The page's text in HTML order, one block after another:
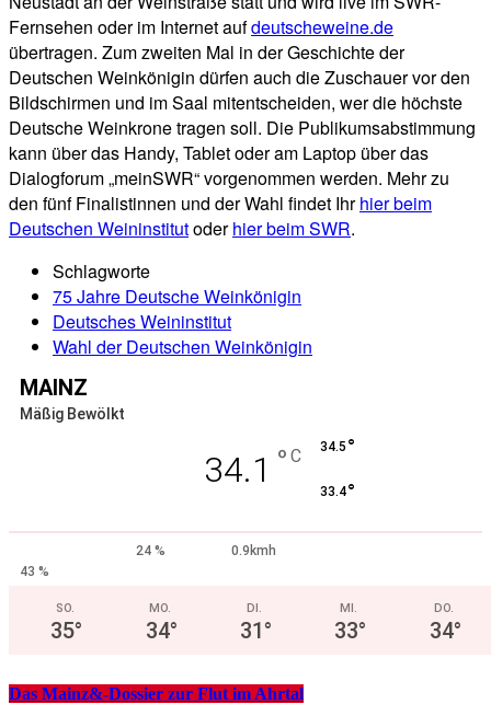
Fernsehen oder im Internet aufdeutscheweine.de
übertragen. Zum zweiten Mal in der Geschichte der
Deutschen Weinkönigin dürfen auch die Zuschauer vor den
Bildschirmen und im Saal mitentscheiden, wer die höchste
Deutsche Weinkrone tragen soll. Die Publikumsabstimmung
kann über das Handy, Tablet oder am Laptop über das
Dialogforum „meinSWR“ vorgenommen werden. Mehr zu
den fünf Finalistinnen und der Wahl findet Ihrhier beim
Deutschen Weininstitutoderhier beim SWR.
Schlagworte
75 Jahre Deutsche Weinkönigin
Deutsches Weininstitut
Wahl der Deutschen Weinkönigin
MAINZ
Mäßig Bewölkt
34.1 ° C 34.5 °
33.4°
24 %
0.9kmh
43 %
SO.
35°
MO.
34°
DI.
31°
MI.
33°
DO.
34°
Das Mainz&-Dossier zur Flut im Ahrtal